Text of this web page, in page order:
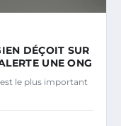
DÉÇOIT SUR
UNE ONG
le plus important